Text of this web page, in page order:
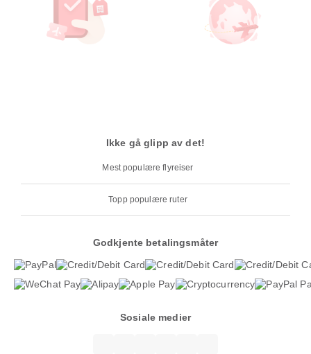
Ikke gå glipp av det!
Mest populære flyreiser
Topp populære ruter
Godkjente betalingsmåter
Sosiale medier